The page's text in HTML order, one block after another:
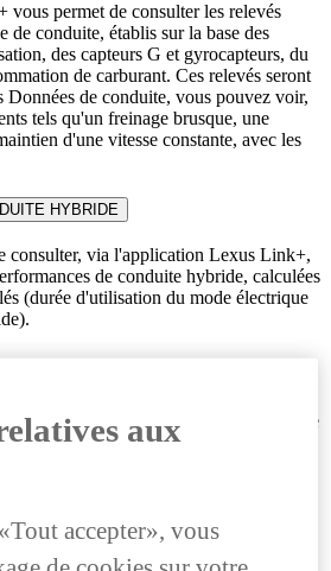
permet de consulter les relevés
conduite, établis sur la base des
des capteurs G et gyrocapteurs, du
de carburant. Ces relevés seront
Données de conduite, vous pouvez voir,
tels qu'un freinage brusque, une
d'une vitesse constante, avec les
HYBRIDE
consulter, via l'application Lexus Link+,
de conduite hybride, calculées
(durée d'utilisation du mode électrique
trajet. Chaque trajet est cartographié
les passages en mode VE, ainsi que
freinage et vitesse
un coaching personnalisé pour
de carburant. Vous pouvez
agrégées et suivre ainsi l'évolution
hybride au fil du temps.
aux
accepter», vous